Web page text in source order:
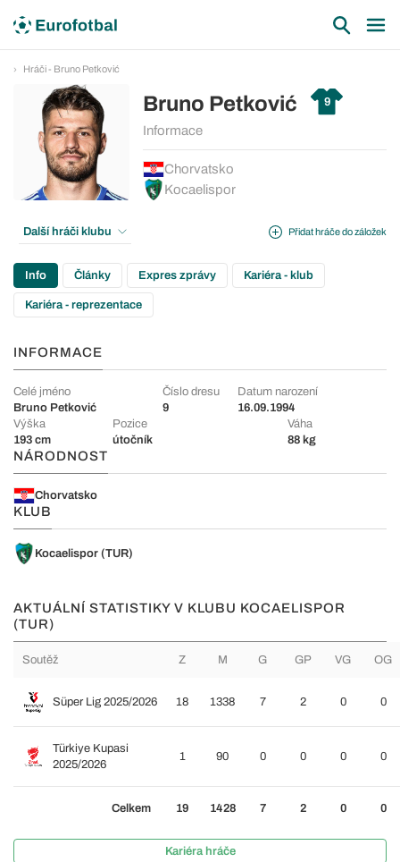
Hráči - Bruno Petković
Bruno Petković 9
Informace
Chorvatsko
Kocaelispor
Přidat hráče do záložek
Další hráči klubu
Info Články Expres zprávy Kariéra - klub
Kariéra - reprezentace
INFORMACE
Celé jméno
Bruno Petković
Číslo dresu
9
Datum narození
16.09.1994
Výška
193 cm
Pozice
útočník
Váha
88 kg
NÁRODNOST
Chorvatsko
KLUB
Kocaelispor (TUR)
AKTUÁLNÍ STATISTIKY V KLUBU KOCAELISPOR
(TUR)
Soutěž Z M G GP VG OG
Süper Lig 2025/2026 18 1338 7 2 0 0
Türkiye Kupasi
2025/2026
1 90 0 0 0 0
Celkem 19 1428 7 2 0 0
Kariéra hráče